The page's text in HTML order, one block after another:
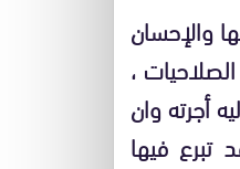
والإحسان
،
أجرته وان
تبرع فيها